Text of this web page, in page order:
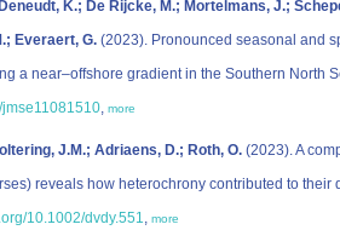
K.; De Rijcke, M.; Mortelmans, J.;
Everaert, G. (2023). Pronounced seasonal and
a near–offshore gradient in the Southern North
, more
J.M.; Adriaens, D.; Roth, O. (2023). A
reveals how heterochrony contributed to their
10.1002/dvdy.551, more